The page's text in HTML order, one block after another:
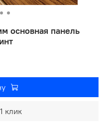
основная панель
клик